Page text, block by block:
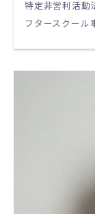
特定非営利活動
フタースクール